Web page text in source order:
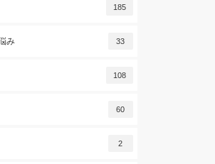
185
み 33
108
60
2